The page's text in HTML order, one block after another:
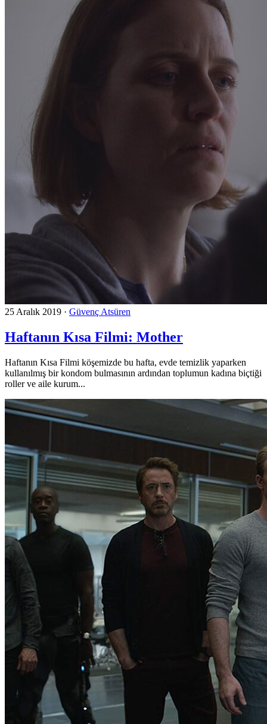
25 Aralık 2019 · Güvenç Atsüren
Haftanın Kısa Filmi: Mother
Haftanın Kısa Filmi köşemizde bu hafta, evde temizlik yaparken
kullanılmış bir kondom bulmasının ardından toplumun kadına biçtiği
roller ve aile kurum...